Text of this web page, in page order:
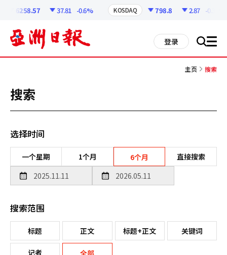
6258.57 37.81 -0.6% KOSDAQ 798.8 2.87 -0.36%
登录 搜 all
主页 搜索
搜索
选择时间
一个星期 1个月 6个月 直接搜索
搜索范围
标题 正文 标题+正文 关键词
记者 全部